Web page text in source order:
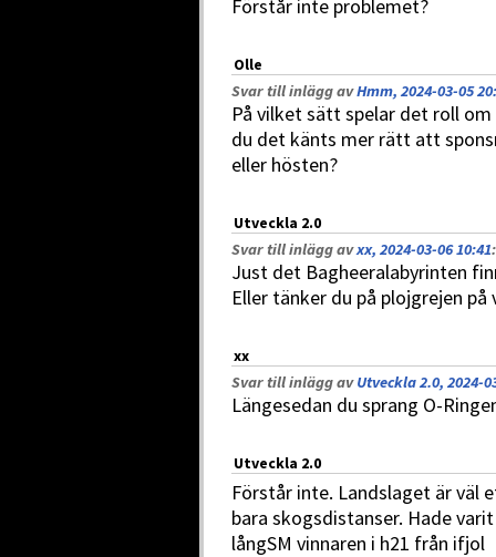
Förstår inte problemet?
Olle
Svar till inlägg avHmm, 2024-03-05
På vilket sätt spelar det roll
du det känts mer rätt att
eller hösten?
Utveckla 2.0
Svar till inlägg avxx, 2024-03-06 10:41:
Just det Bagheeralabyrinten
Eller tänker du på plojgrejen på
xx
Svar till inlägg avUtveckla 2.0, 2024-
Längesedan du sprang O-
Utveckla 2.0
Förstår inte. Landslaget är väl
bara skogsdistanser. Hade
långSM vinnaren i h21 från ifjol